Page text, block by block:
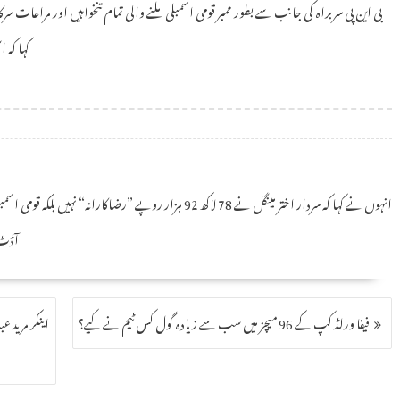
بی این پی سربراہ کی جانب سے بطور ممبر قومی اسمبلی ملنے والی تمام تنخواہیں اور
کہا
انہوں نے کہا کہ سردار اختر مینگل نے 78 لاکھ 92 ہزار
فیفا ورلڈ کپ کے 96 میچز میں سب سے زیادہ گول کس ٹیم نے کیے؟